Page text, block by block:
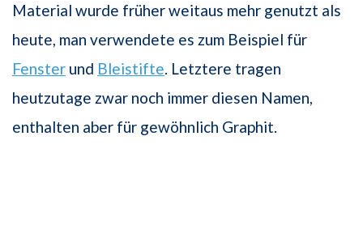
Material wurde früher weitaus mehr genutzt als
heute, man verwendete es zum Beispiel für
Fenster und Bleistifte. Letztere tragen
heutzutage zwar noch immer diesen Namen,
enthalten aber für gewöhnlich Graphit.